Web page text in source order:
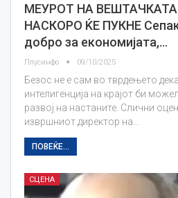
МЕУРОТ НА
НАСКОРО ЌЕ ПУКНЕ
добро за економијата,…
Плусинфо 09/10/2025
Безос не е сам во тврдењето
интелигенција на крајот би
развој на настаните. Слични
извршниот директор на…
ПОВЕЌЕ...
СЦЕНА